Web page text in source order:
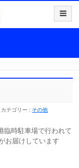
カテゴリー : その他
臨時駐車場で行われて
お届けしています